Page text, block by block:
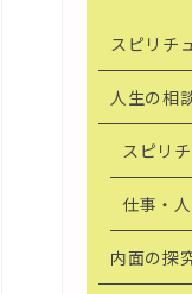
スピリチ
人生の相
スピリ
仕事・
内面の探